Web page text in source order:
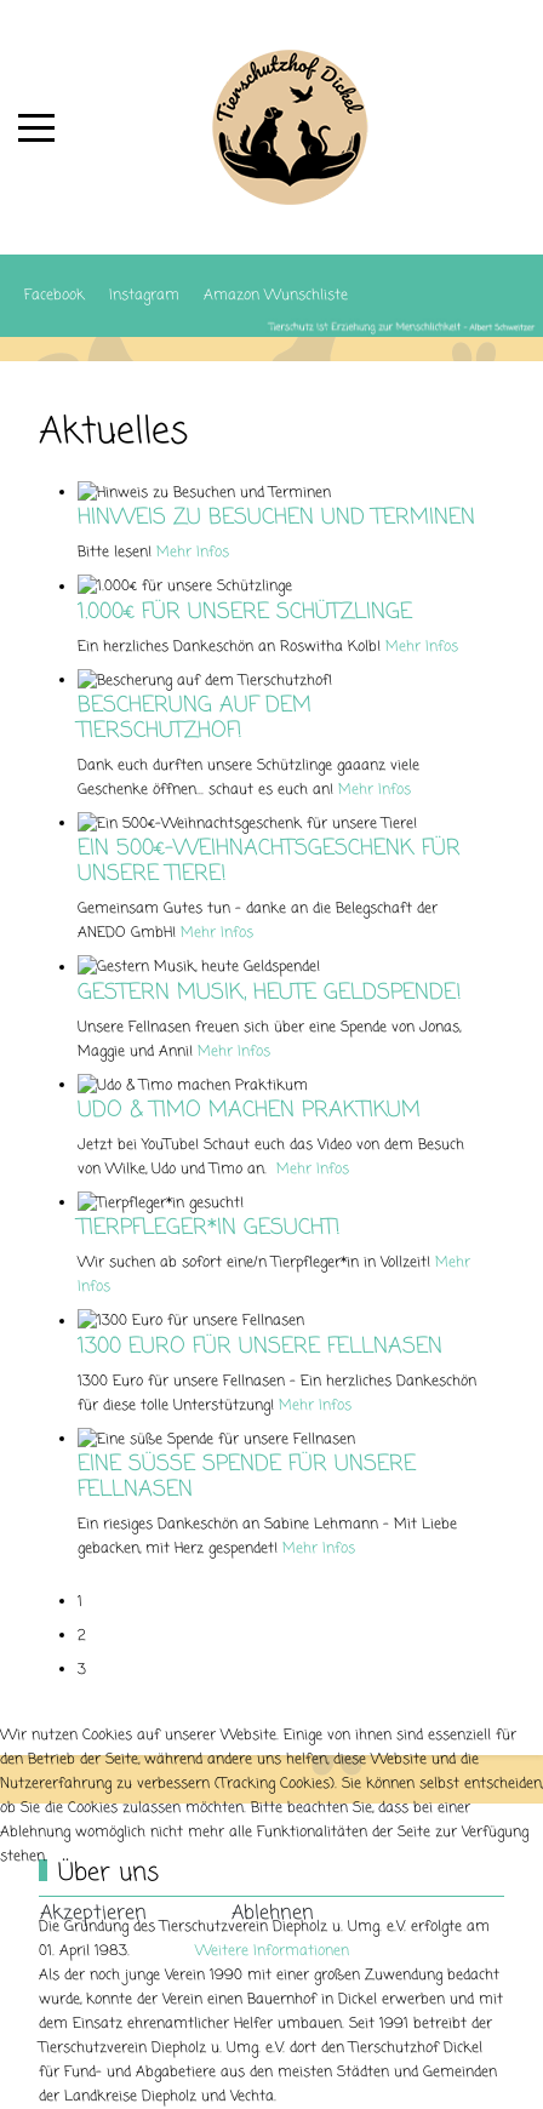
Facebook Instagram Amazon Wunschliste
Aktuelles
HINWEIS ZU BESUCHEN UND TERMINEN
Bitte lesen! Mehr Infos
1.000€ FÜR UNSERE SCHÜTZLINGE
Ein herzliches Dankeschön an Roswitha Kolb! Mehr Infos
BESCHERUNG AUF DEM
TIERSCHUTZHOF!
Dank euch durften unsere Schützlinge gaaanz viele
Geschenke öffnen... schaut es euch an! Mehr Infos
EIN 500€-WEIHNACHTSGESCHENK FÜR
UNSERE TIERE!
Gemeinsam Gutes tun – danke an die Belegschaft der
ANEDO GmbH! Mehr Infos
GESTERN MUSIK, HEUTE GELDSPENDE!
Unsere Fellnasen freuen sich über eine Spende von Jonas,
Maggie und Anni! Mehr Infos
UDO & TIMO MACHEN PRAKTIKUM
Jetzt bei YouTube! Schaut euch das Video von dem Besuch
von Wilke, Udo und Timo an. Mehr Infos
TIERPFLEGER*IN GESUCHT!
Wir suchen ab sofort eine/n Tierpfleger*in in Vollzeit! Mehr
Infos
1300 EURO FÜR UNSERE FELLNASEN
1300 Euro für unsere Fellnasen – Ein herzliches Dankeschön
für diese tolle Unterstützung! Mehr Infos
EINE SÜSSE SPENDE FÜR UNSERE F
ELLNASEN
Ein riesiges Dankeschön an Sabine Lehmann – Mit Liebe
gebacken, mit Herz gespendet! Mehr Infos
1
2
3
Über uns
Die Gründung des Tierschutzverein Diepholz u. Umg. e.V. erfolgte am
01. April 1983.
Als der noch junge Verein 1990 mit einer großen Zuwendung bedacht
wurde, konnte der Verein einen Bauernhof in Dickel erwerben und mit
dem Einsatz ehrenamtlicher Helfer umbauen. Seit 1991 betreibt der
Tierschutzverein Diepholz u. Umg. e.V. dort den Tierschutzhof Dickel
für Fund- und Abgabetiere aus den meisten Städten und Gemeinden
der Landkreise Diepholz und Vechta.
Wir nutzen Cookies auf unserer Website. Einige von ihnen sind essenziell für
den Betrieb der Seite, während andere uns helfen, diese Website und die
Nutzererfahrung zu verbessern (Tracking Cookies). Sie können selbst entscheiden,
ob Sie die Cookies zulassen möchten. Bitte beachten Sie, dass bei einer
Ablehnung womöglich nicht mehr alle Funktionalitäten der Seite zur Verfügung
stehen.
Akzeptieren Ablehnen
Weitere Informationen